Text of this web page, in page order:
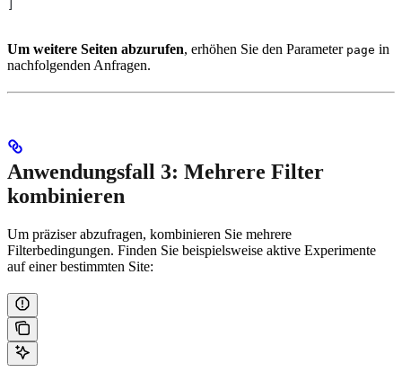
Um weitere Seiten abzurufen, erhöhen Sie den Parameter page in
nachfolgenden Anfragen.
Anwendungsfall 3: Mehrere Filter
kombinieren
Um präziser abzufragen, kombinieren Sie mehrere
Filterbedingungen. Finden Sie beispielsweise aktive Experimente
auf einer bestimmten Site: